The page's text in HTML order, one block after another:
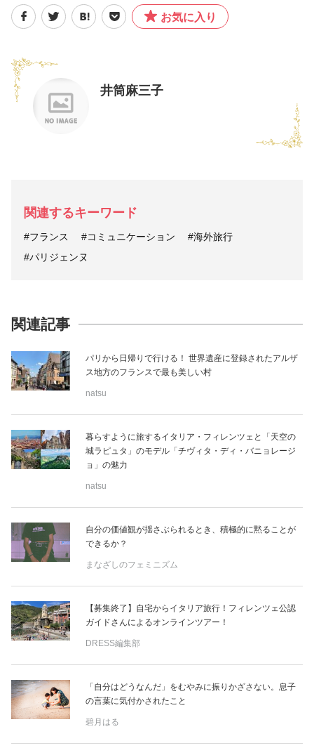
お気に入り
井筒麻三子
関連するキーワード
#フランス #コミュニケーション
#海外旅行
#パリジェンヌ
関連記事
パリから日帰りで行ける！ 世界遺産に登録されたアルザ
ス地方のフランスで最も美しい村
natsu
暮らすように旅するイタリア・フィレンツェと「天空の
城ラピュタ」のモデル「チヴィタ・ディ・バニョレージ
ョ」の魅力
natsu
自分の価値観が揺さぶられるとき、積極的に黙ることが
できるか？
まなざしのフェミニズム
【募集終了】自宅からイタリア旅行！フィレンツェ公認
ガイドさんによるオンラインツアー！
DRESS編集部
「自分はどうなんだ」をむやみに振りかざさない。息子
の言葉に気付かされたこと
碧月はる